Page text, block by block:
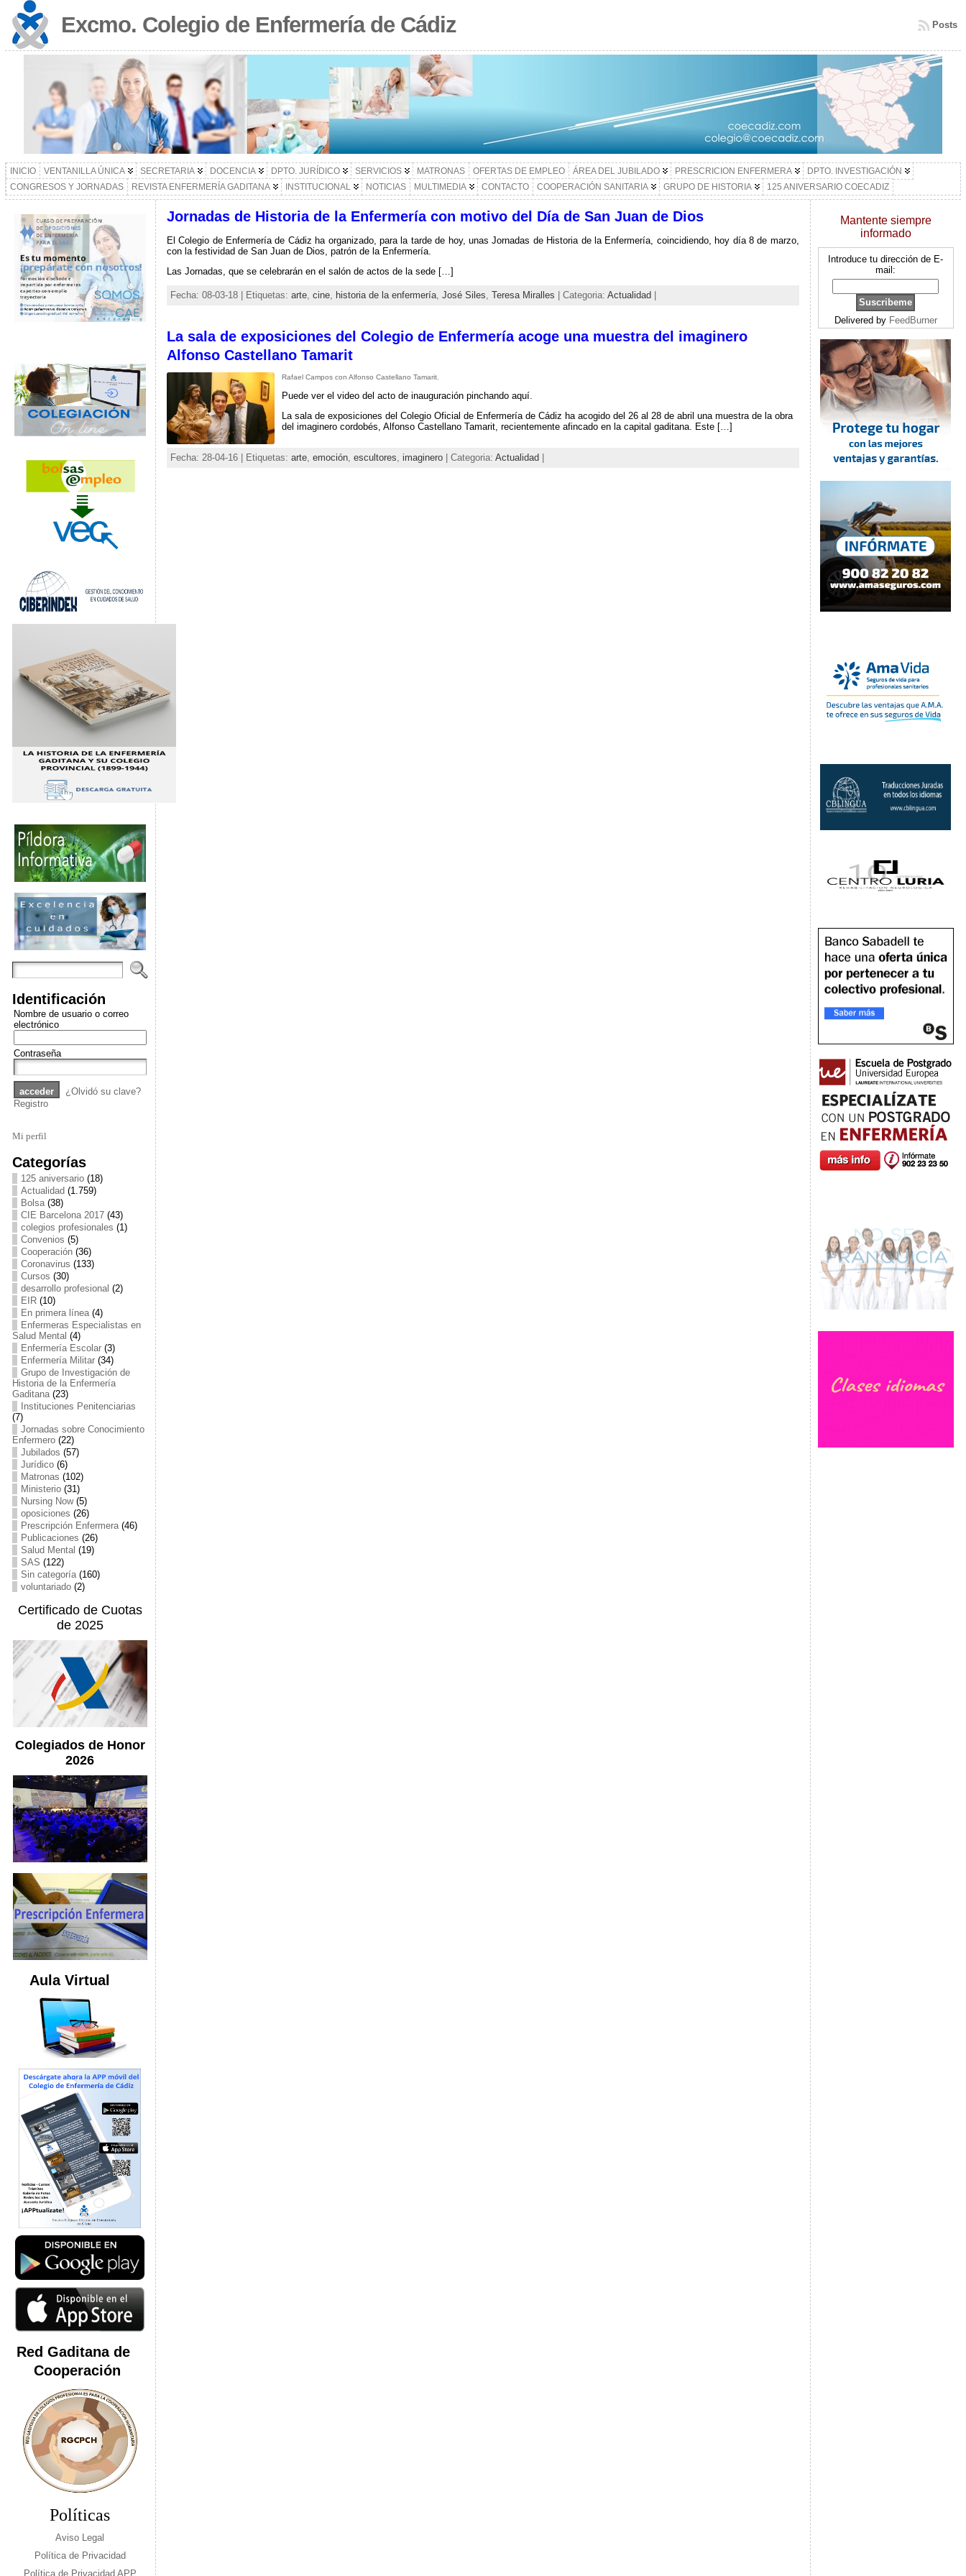
Excmo. Colegio de Enfermería de Cádiz Posts
INICIO VENTANILLA ÚNICA SECRETARIA DOCENCIA DPTO. JURÍDICO SERVICIOS MATRONAS OFERTAS DE EMPLEO ÁREA DEL JUBILADO PRESCRICION ENFERMERA
DPTO. INVESTIGACIÓN
CONGRESOS Y JORNADAS
REVISTA ENFERMERÍA GADITANA INSTITUCIONAL NOTICIAS MULTIMEDIA CONTACTO COOPERACIÓN SANITARIA GRUPO DE HISTORIA 125 ANIVERSARIO COECADIZ
Identificación
Nombre de usuario o correo
electrónico
Contraseña
¿Olvidó su clave?
Registro
Mi perfil
Categorías
125 aniversario(18)
Actualidad (1.759)
Bolsa(38)
CIE Barcelona 2017(43)
colegios profesionales (1)
Convenios (5)
Cooperación(36)
Coronavirus (133)
Cursos (30)
desarrollo profesional (2)
EIR(10)
En primera línea(4)
Enfermeras Especialistas en
Salud Mental (4)
Enfermería Escolar(3)
Enfermería Militar(34)
Grupo de Investigación de
Historia de la Enfermería
Gaditana(23)
Instituciones Penitenciarias
(7)
Jornadas sobre Conocimiento
Enfermero(22)
Jubilados (57)
Jurídico(6)
Matronas (102)
Ministerio(31)
Nursing Now(5)
oposiciones (26)
Prescripción Enfermera(46)
Publicaciones (26)
Salud Mental (19)
SAS (122)
Sin categoría(160)
voluntariado(2)
Certificado de Cuotas
de 2025
Colegiados de Honor
2026
Aula Virtual
Red Gaditana de
Cooperación
Políticas
Aviso Legal
Política de Privacidad
Política de Privacidad APP
Jornadas de Historia de la Enfermería con motivo del Día de San Juan de Dios
El Colegio de Enfermería de Cádiz ha organizado, para la tarde de hoy, unas Jornadas de Historia de la Enfermería, coincidiendo, hoy día 8 de marzo,
con la festividad de San Juan de Dios, patrón de la Enfermería.
Las Jornadas, que se celebrarán en el salón de actos de la sede […]
Fecha: 08-03-18 | Etiquetas: arte, cine, historia de la enfermería, José Siles, Teresa Miralles | Categoria: Actualidad
La sala de exposiciones del Colegio de Enfermería acoge una muestra del imaginero
Alfonso Castellano Tamarit
Rafael Campos con Alfonso Castellano Tamarit.
Puede ver el video del acto de inauguración pinchando aquí.
La sala de exposiciones del Colegio Oficial de Enfermería de Cádiz ha acogido del 26 al 28 de abril una muestra de la obra
del imaginero cordobés, Alfonso Castellano Tamarit, recientemente afincado en la capital gaditana. Este […]
Fecha: 28-04-16 | Etiquetas: arte, emoción, escultores imaginero| Categoria: Actualidad|
Mantente siempre
informado
Introduce tu dirección de E-
mail:
Delivered by FeedBurner